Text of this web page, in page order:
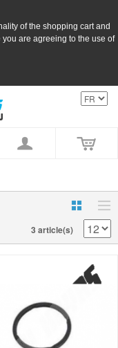
of the shopping cart and
are agreeing to the use of
3 article(s)